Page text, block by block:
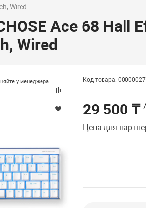
Wired
Ace 68 Hall
Wired
у менеджера Код товара:
29 500 ₸
Цена для